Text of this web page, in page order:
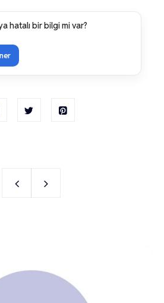
hatalı bir bilgi mi var?